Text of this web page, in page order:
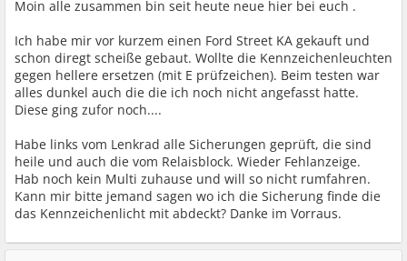
Moin alle zusammen bin seit heute neue hier bei euch .
Ich habe mir vor kurzem einen Ford Street KA gekauft und
schon diregt scheiße gebaut. Wollte die Kennzeichenleuchten
gegen hellere ersetzen (mit E prüfzeichen). Beim testen war
alles dunkel auch die die ich noch nicht angefasst hatte.
Diese ging zufor noch....
Habe links vom Lenkrad alle Sicherungen geprüft, die sind
heile und auch die vom Relaisblock. Wieder Fehlanzeige.
Hab noch kein Multi zuhause und will so nicht rumfahren.
Kann mir bitte jemand sagen wo ich die Sicherung finde die
das Kennzeichenlicht mit abdeckt? Danke im Vorraus.